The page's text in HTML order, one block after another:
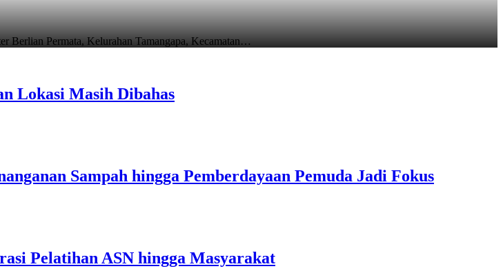
Permata, Kelurahan Tamangapa, Kecamatan…
Lokasi Masih Dibahas
Sampah hingga Pemberdayaan Pemuda Jadi Fokus
Pelatihan ASN hingga Masyarakat